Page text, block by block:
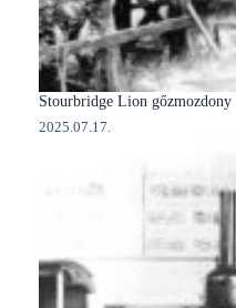
Stourbridge Lion gőzmozdony
2025.07.17.